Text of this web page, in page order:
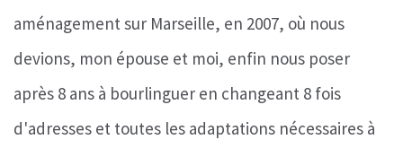
aménagement sur Marseille, en 2007, où nous
devions, mon épouse et moi, enfin nous poser
après 8 ans à bourlinguer en changeant 8 fois
d'adresses et toutes les adaptations nécessaires à